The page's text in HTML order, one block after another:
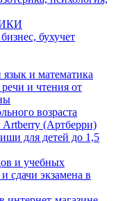
бухучет
и математика
и чтения от
возраста
(Артберри)
для детей до 1,5
и учебных
сдачи экзамена в